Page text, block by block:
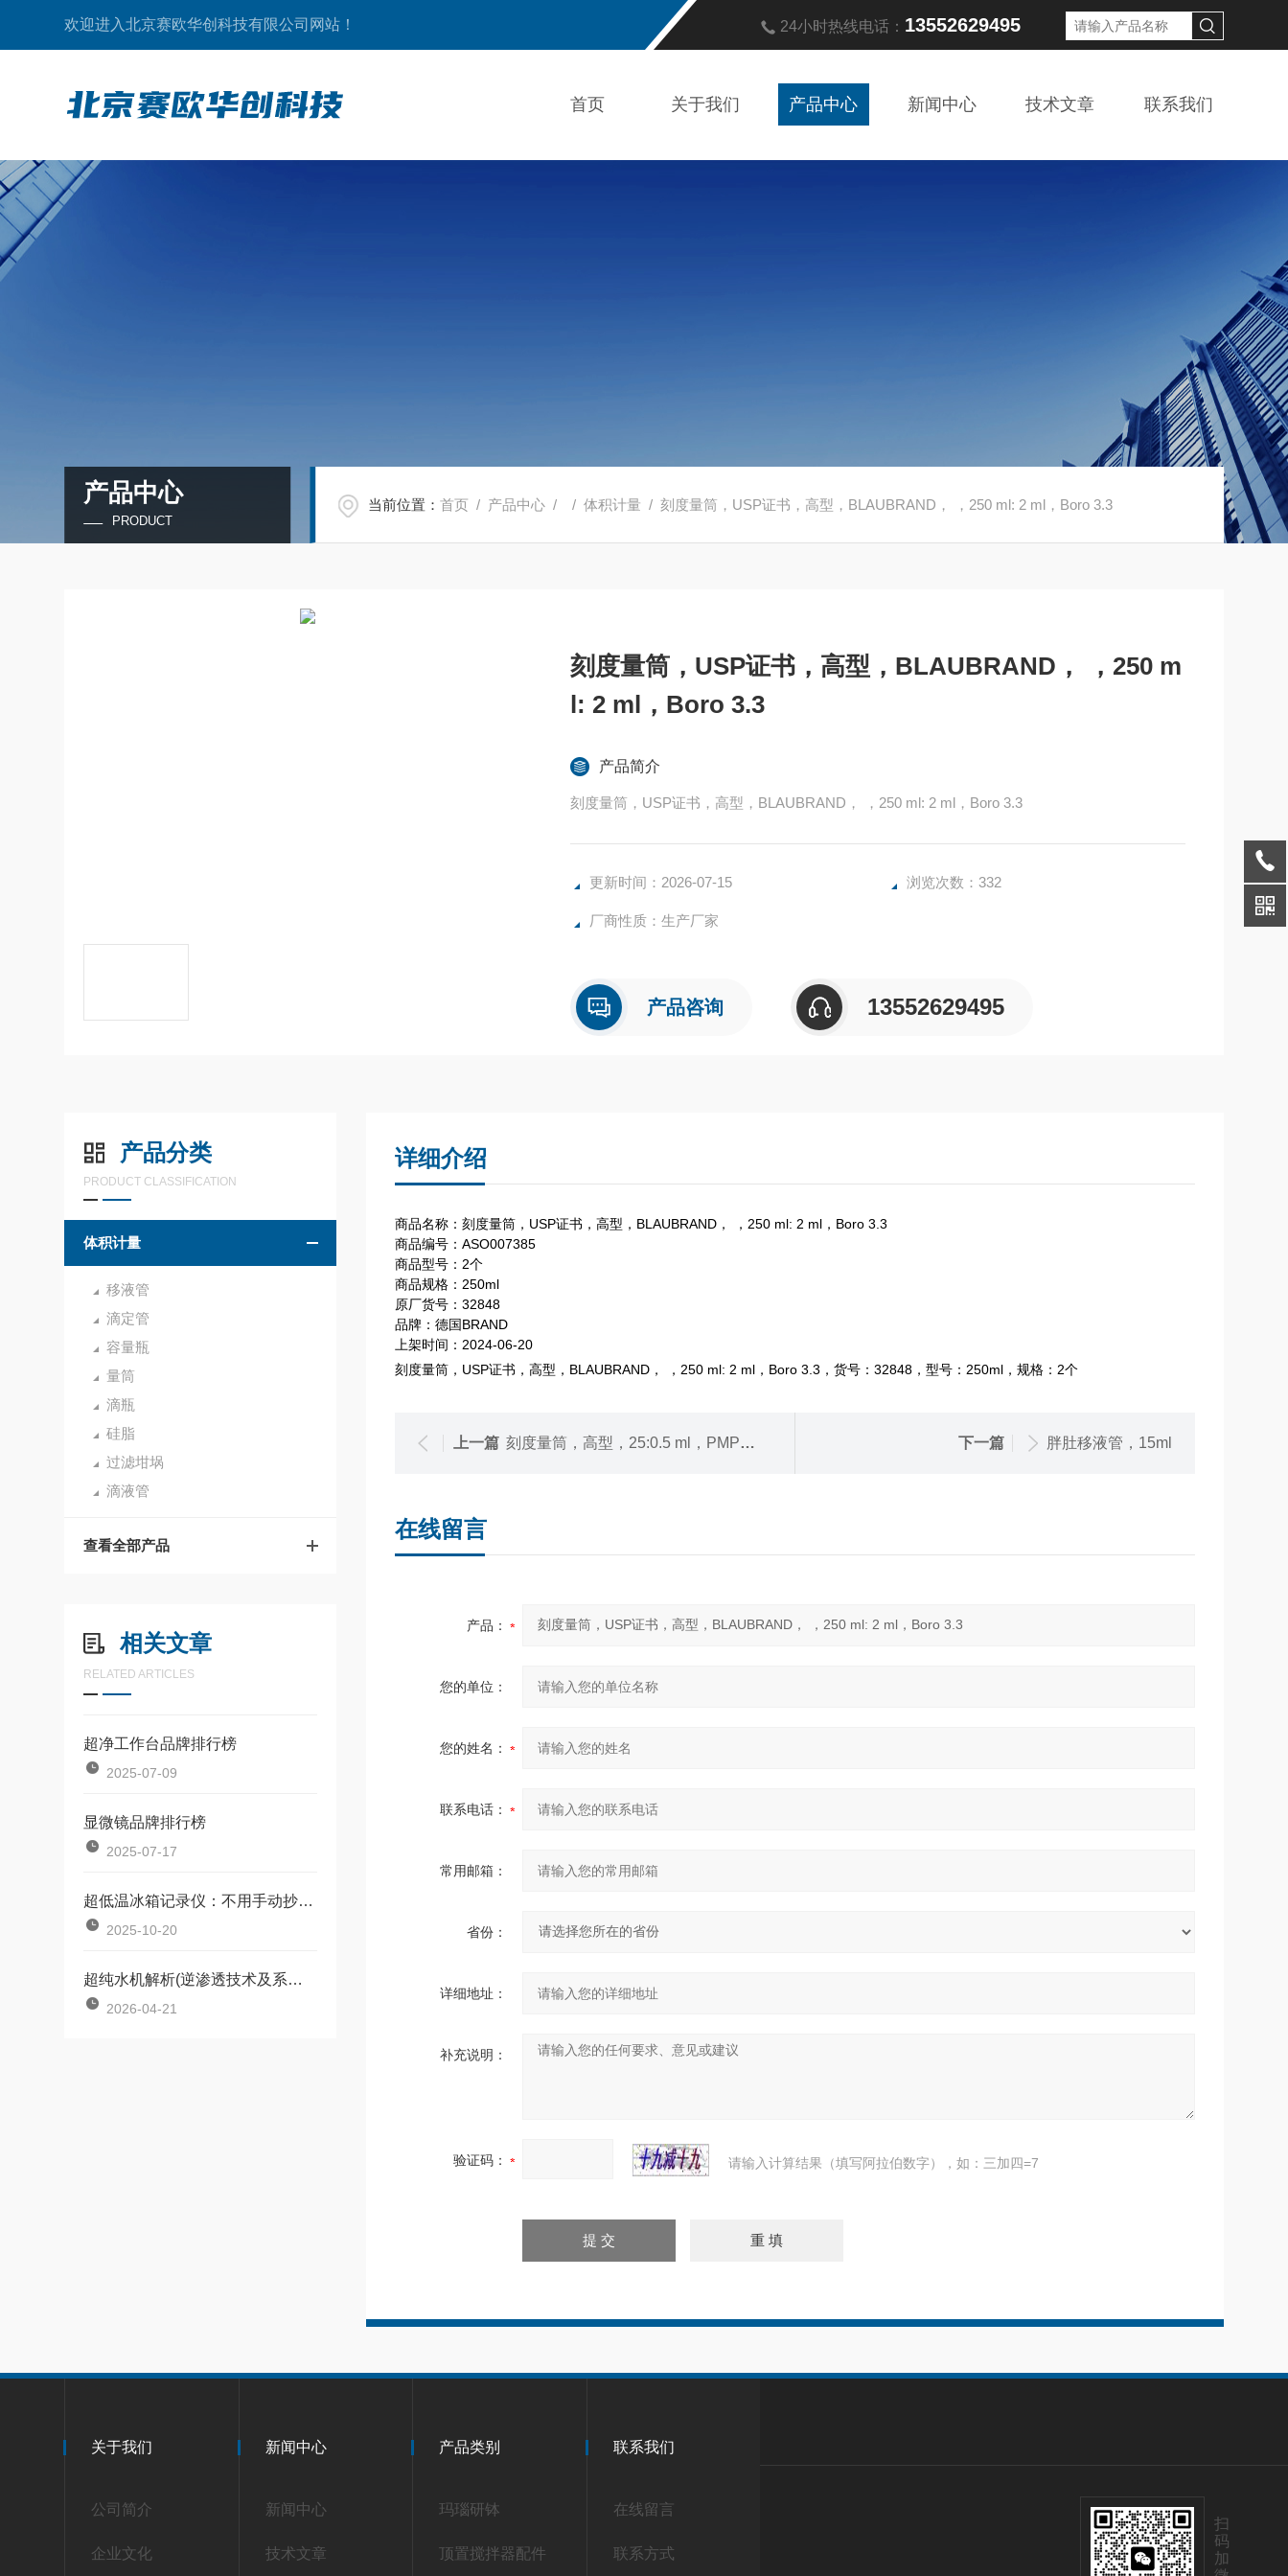
欢迎进入北京赛欧华创科技有限公司网站！ 24小时热线电话： 13552629495
首页 关于我们 产品中心 新闻中心 技术文章 联系我们
产品中心
PRODUCT
当前位置：首页 / 产品中心 / /体积计量 / 刻度量筒，USP证书，高型，BLAUBRAND， ，250 ml: 2 ml，Boro 3.3
刻度量筒，USP证书，高型，BLAUBRAND， ，250 m
l: 2 ml，Boro 3.3
产品简介
刻度量筒，USP证书，高型，BLAUBRAND， ，250 ml: 2 ml，Boro 3.3
更新时间：2026-07-15 浏览次数：332
厂商性质：生产厂家
产品咨询 13552629495
产品分类
PRODUCT CLASSIFICATION
体积计量
移液管
滴定管
容量瓶
量筒
滴瓶
硅脂
过滤坩埚
滴液管
查看全部产品
相关文章
RELATED ARTICLES
超净工作台品牌排行榜
2025-07-09
显微镜品牌排行榜
2025-07-17
超低温冰箱记录仪：不用手动抄数，数据自动存，溯源查温直接调记录
2025-10-20
超纯水机解析(逆渗透技术及系统配置说明)
2026-04-21
详细介绍
商品名称：刻度量筒，USP证书，高型，BLAUBRAND， ，250 ml: 2 ml，Boro 3.3
商品编号：ASO007385
商品型号：2个
商品规格：250ml
原厂货号：32848
品牌：德国BRAND
上架时间：2024-06-20
刻度量筒，USP证书，高型，BLAUBRAND， ，250 ml: 2 ml，Boro 3.3，货号：32848，型号：250ml，规格：2个
上一篇 刻度量筒，高型，25:0.5 ml，PMP材质，蚀刻刻度 下一篇 胖肚移液管，15ml
在线留言
产品：
您的单位：
您的姓名：
联系电话：
常用邮箱：
省份：
详细地址：
补充说明：
验证码： 请输入计算结果（填写阿拉伯数字），如：三加四=7
关于我们
公司简介
企业文化
新闻中心
新闻中心
技术文章
产品类别
玛瑙研钵
顶置搅拌器配件
联系我们
在线留言
联系方式
扫
码
加